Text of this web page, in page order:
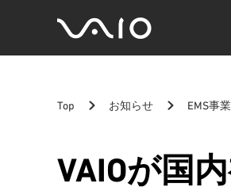
イ
Top お知らせ EMS事業
VAIOが国